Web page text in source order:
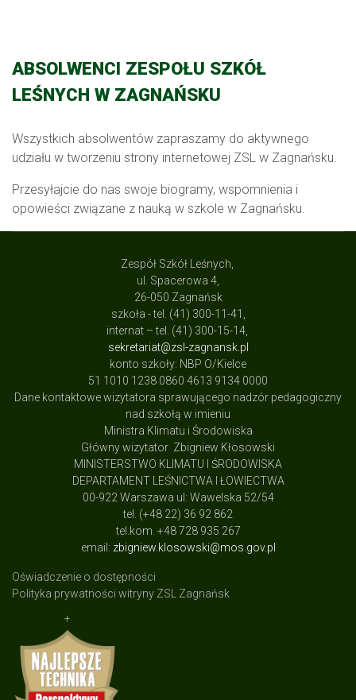
ABSOLWENCI ZESPOŁU SZKÓŁ
LEŚNYCH W ZAGNAŃSKU
Wszystkich absolwentów zapraszamy do aktywnego
udziału w tworzeniu strony internetowej ZSL w Zagnańsku.
Przesyłajcie do nas swoje biogramy, wspomnienia i
opowieści związane z nauką w szkole w Zagnańsku.
Zespół Szkół Leśnych,
ul. Spacerowa 4,
26-050 Zagnańsk
szkoła - tel. (41) 300-11-41,
internat – tel. (41) 300-15-14,
sekretariat@zsl-zagnansk.pl
konto szkoły: NBP O/Kielce
51 1010 1238 0860 4613 9134 0000
Dane kontaktowe wizytatora sprawującego nadzór pedagogiczny
nad szkołą w imieniu
Ministra Klimatu i Środowiska
Główny wizytator Zbigniew Kłosowski
MINISTERSTWO KLIMATU I ŚRODOWISKA
DEPARTAMENT LEŚNICTWA I ŁOWIECTWA
00-922 Warszawa ul: Wawelska 52/54
tel. (+48 22) 36 92 862
tel.kom. +48 728 935 267
email: zbigniew.klosowski@mos.gov.pl
Oświadczenie o dostępności
Polityka prywatności witryny ZSL Zagnańsk
+